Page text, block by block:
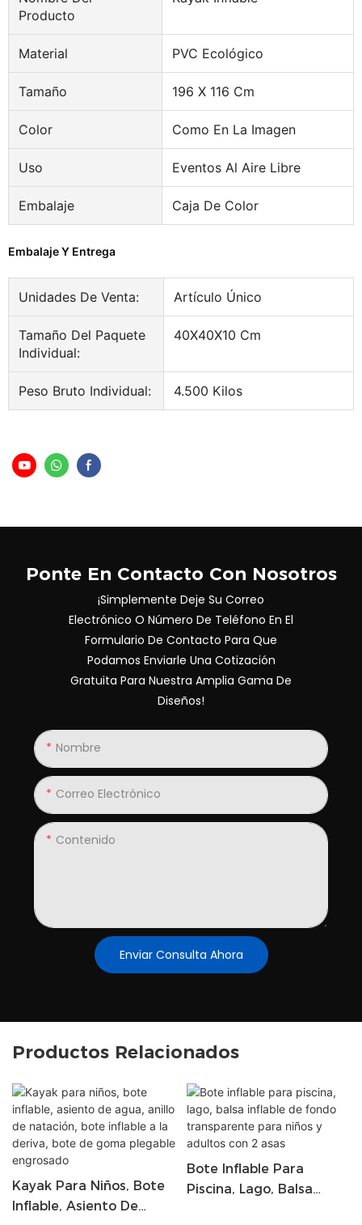
Producto
Material PVC Ecológico
Tamaño 196 X 116 Cm
Color Como En La Imagen
Uso Eventos Al Aire Libre
Embalaje Caja De Color
Embalaje Y Entrega
Unidades De Venta: Artículo Único
Tamaño Del Paquete
Individual:
40X40X10 Cm
Peso Bruto Individual: 4.500 Kilos
Ponte En Contacto Con Nosotros
¡Simplemente Deje Su Correo
Electrónico O Número De Teléfono En El
Formulario De Contacto Para Que
Podamos Enviarle Una Cotización
Gratuita Para Nuestra Amplia Gama De
Diseños!
Nombre
Correo Electrónico
Contenido
Enviar Consulta Ahora
Productos Relacionados
Kayak Para Niños, Bote
Inflable, Asiento De
Bote Inflable Para
Piscina, Lago, Balsa